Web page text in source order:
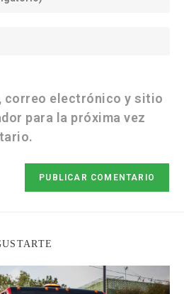
correo electrónico y sitio
para la próxima vez